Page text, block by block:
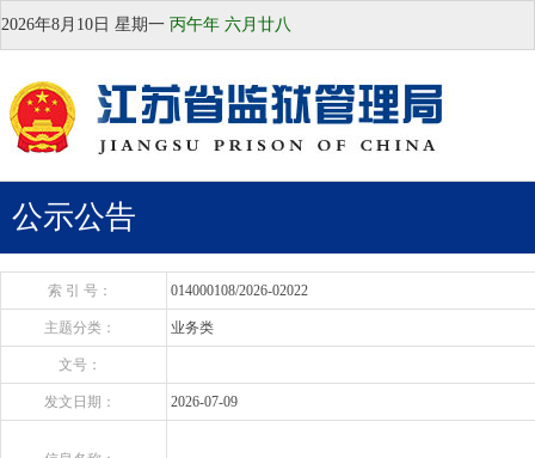
2026年8月10日 星期一 丙午年 六月廿八
公示公告
索 引 号： 014000108/2026-02022
主题分类： 业务类
文号：
发文日期： 2026-07-09